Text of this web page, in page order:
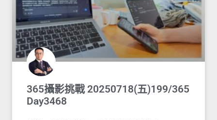
365攝影挑戰 20250718(五)199/365
Day3468